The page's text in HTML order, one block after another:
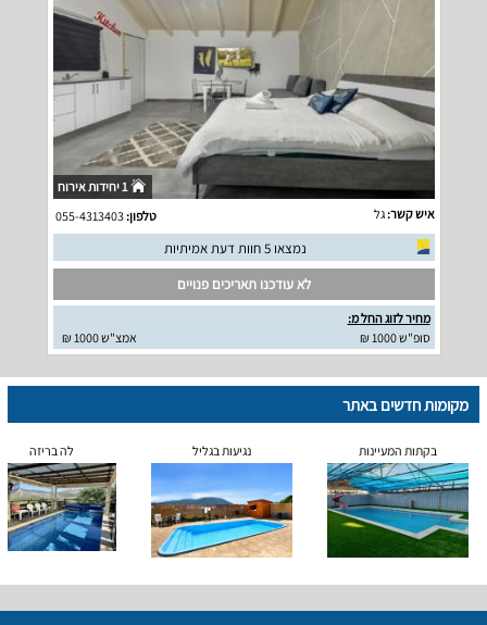
1 יחידות אירוח
איש קשר:גל טלפון:055-4313403
נמצאו 5 חוות דעת אמיתיות
לא עודכנו תאריכים פנויים
מחיר לזוג החל מ:
סופ"ש 1000 ₪
אמצ"ש 1000 ₪
מקומות חדשים באתר
בקתות המעיינות נגיעות בגליל לה בריזה